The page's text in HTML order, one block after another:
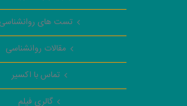
تست های
مقالات روانشناسی
تماس با اکسیر
گالری فیلم